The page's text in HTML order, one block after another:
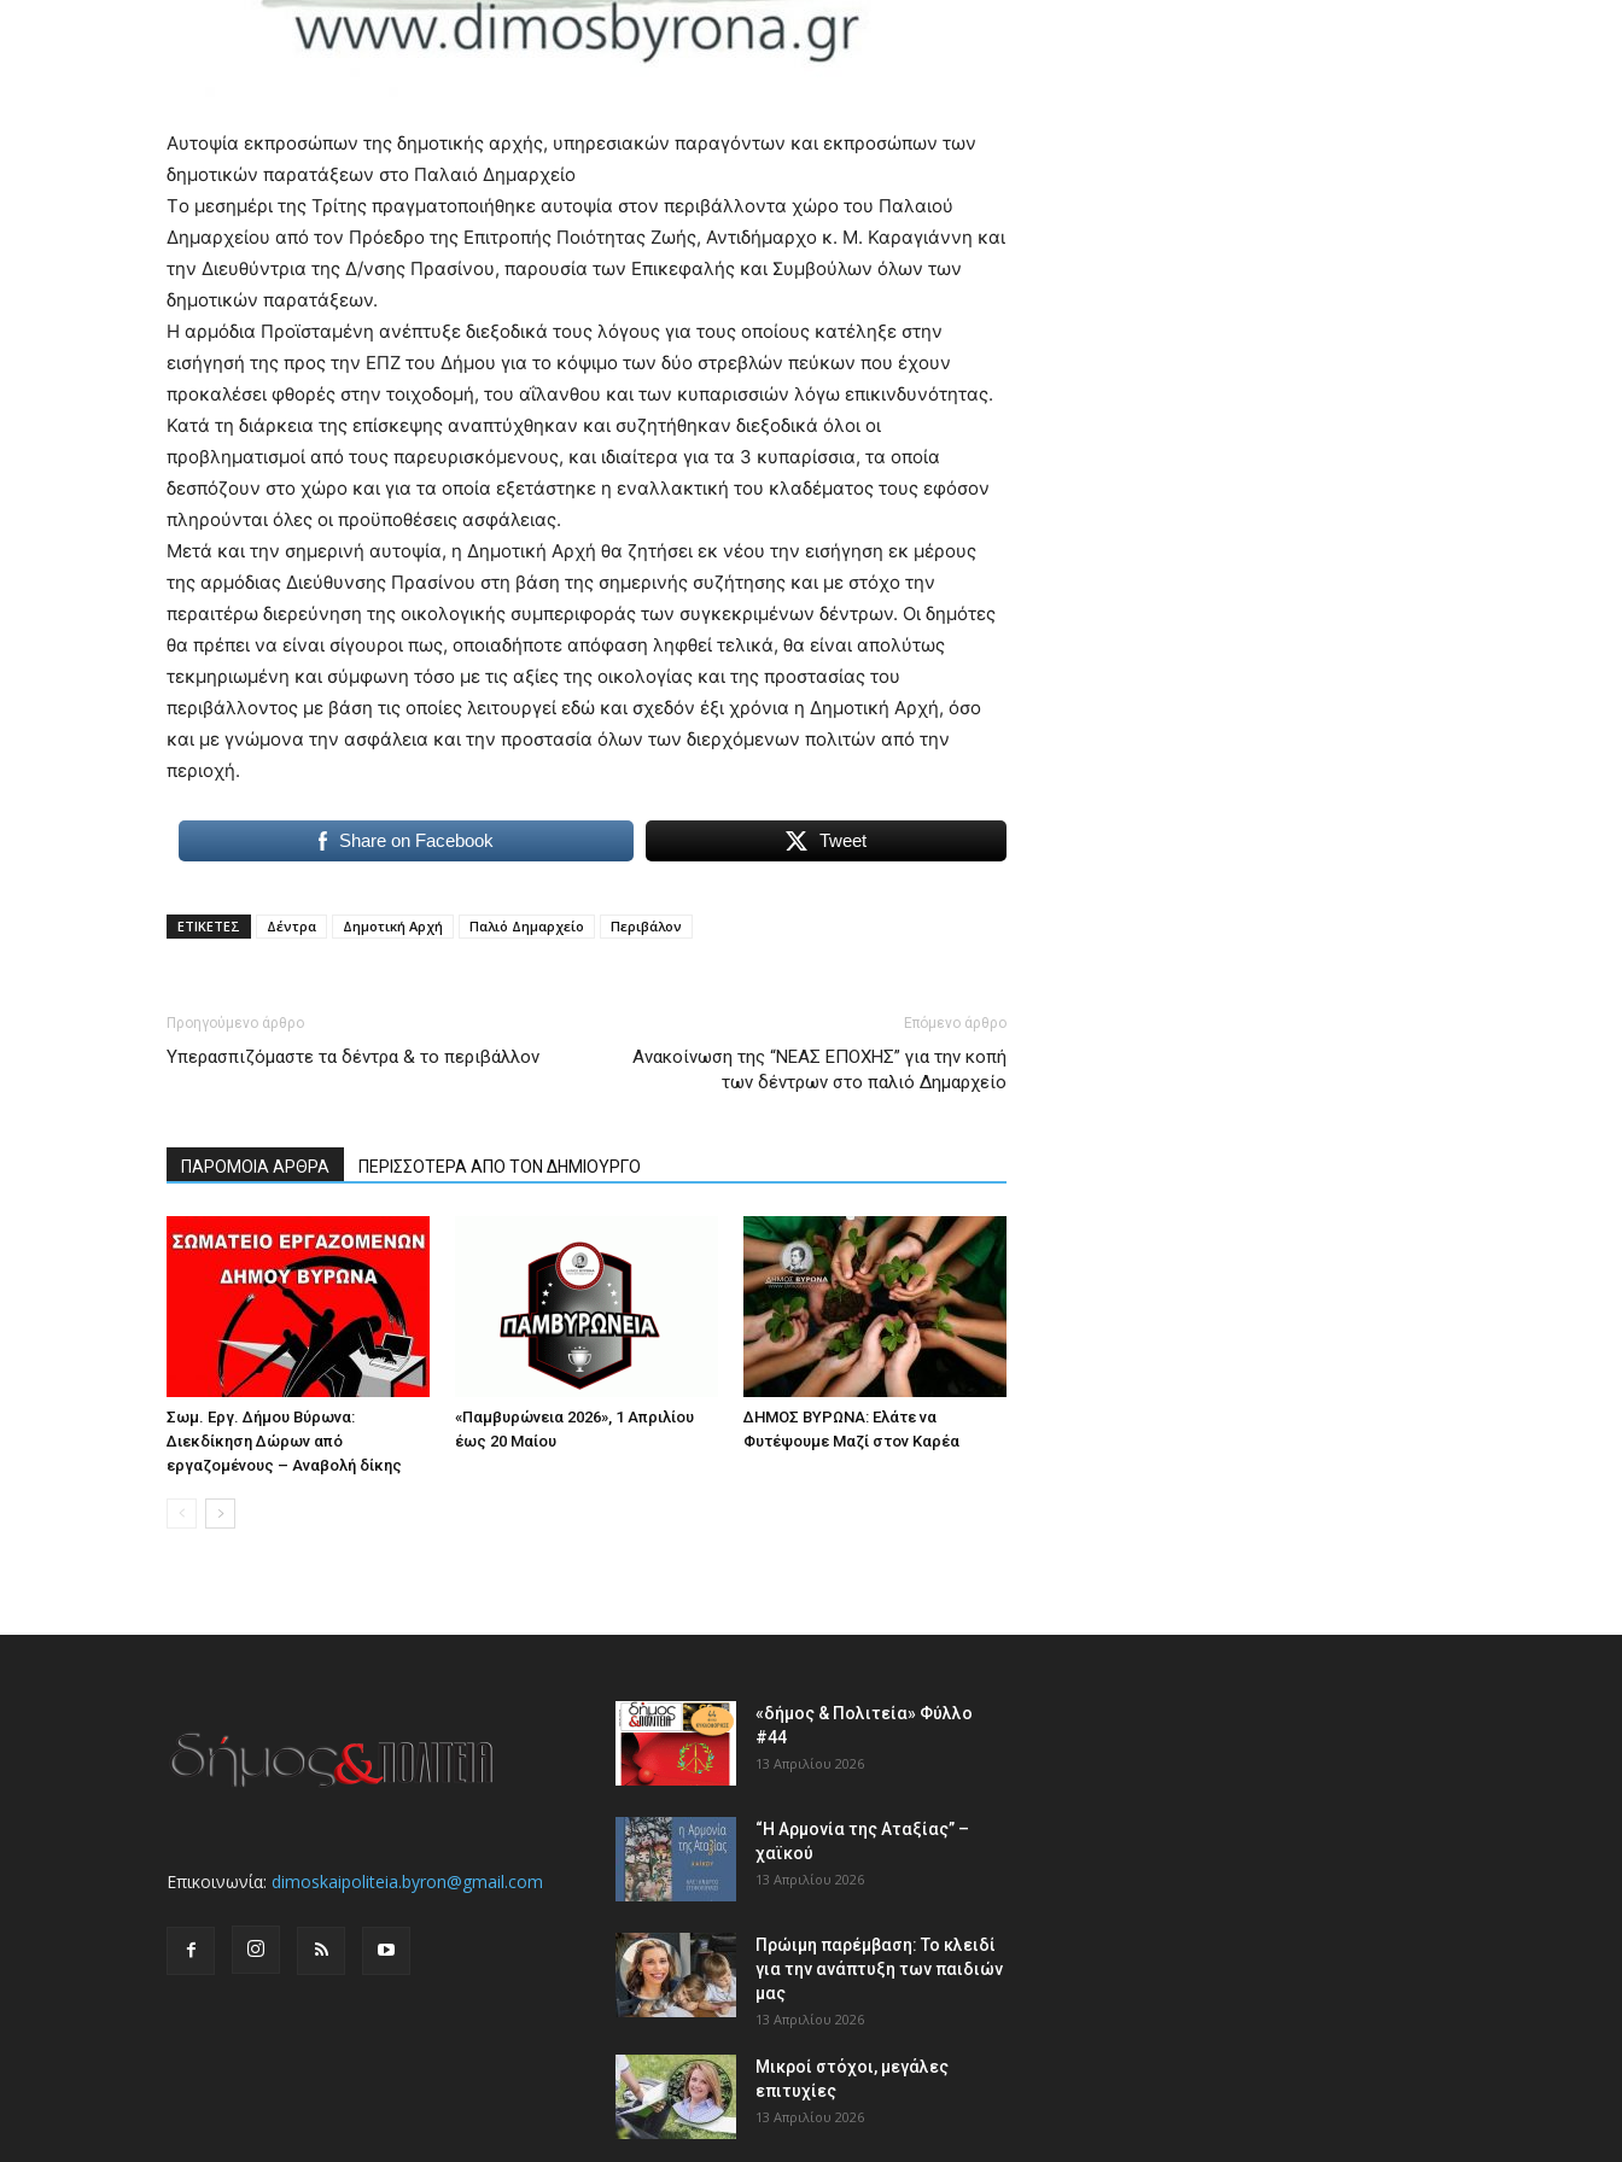
Αυτοψία εκπροσώπων της δημοτικής αρχής, υπηρεσιακών παραγόντων και εκπροσώπων των
δημοτικών παρατάξεων στο Παλαιό Δημαρχείο
Tο μεσημέρι της Τρίτης πραγματοποιήθηκε αυτοψία στον περιβάλλοντα χώρο του Παλαιού
Δημαρχείου από τον Πρόεδρο της Επιτροπής Ποιότητας Ζωής, Αντιδήμαρχο κ. Μ. Καραγιάννη και
την Διευθύντρια της Δ/νσης Πρασίνου, παρουσία των Επικεφαλής και Συμβούλων όλων των
δημοτικών παρατάξεων.
Η αρμόδια Προϊσταμένη ανέπτυξε διεξοδικά τους λόγους για τους οποίους κατέληξε στην
εισήγησή της προς την ΕΠΖ του Δήμου για το κόψιμο των δύο στρεβλών πεύκων που έχουν
προκαλέσει φθορές στην τοιχοδομή, του αΐλανθου και των κυπαρισσιών λόγω επικινδυνότητας.
Κατά τη διάρκεια της επίσκεψης αναπτύχθηκαν και συζητήθηκαν διεξοδικά όλοι οι
προβληματισμοί από τους παρευρισκόμενους, και ιδιαίτερα για τα 3 κυπαρίσσια, τα οποία
δεσπόζουν στο χώρο και για τα οποία εξετάστηκε η εναλλακτική του κλαδέματος τους εφόσον
πληρούνται όλες οι προϋποθέσεις ασφάλειας.
Μετά και την σημερινή αυτοψία, η Δημοτική Αρχή θα ζητήσει εκ νέου την εισήγηση εκ μέρους
της αρμόδιας Διεύθυνσης Πρασίνου στη βάση της σημερινής συζήτησης και με στόχο την
περαιτέρω διερεύνηση της οικολογικής συμπεριφοράς των συγκεκριμένων δέντρων. Οι δημότες
θα πρέπει να είναι σίγουροι πως, οποιαδήποτε απόφαση ληφθεί τελικά, θα είναι απολύτως
τεκμηριωμένη και σύμφωνη τόσο με τις αξίες της οικολογίας και της προστασίας του
περιβάλλοντος με βάση τις οποίες λειτουργεί εδώ και σχεδόν έξι χρόνια η Δημοτική Αρχή, όσο
και με γνώμονα την ασφάλεια και την προστασία όλων των διερχόμενων πολιτών από την
περιοχή.
Share on Facebook Tweet
ΕΤΙΚΕΤΕΣ Δέντρα Δημοτική Αρχή Παλιό Δημαρχείο Περιβάλον
Προηγούμενο άρθρο
Υπερασπιζόμαστε τα δέντρα & το περιβάλλον
Επόμενο άρθρο
Ανακοίνωση της “ΝΕΑΣ ΕΠΟΧΗΣ” για την κοπή
των δέντρων στο παλιό Δημαρχείο
ΠΑΡΟΜΟΙΑ ΑΡΘΡΑ ΠΕΡΙΣΣΟΤΕΡΑ ΑΠΟ ΤΟΝ ΔΗΜΙΟΥΡΓΟ
Σωμ. Εργ. Δήμου Βύρωνα:
Διεκδίκηση Δώρων από
εργαζομένους – Αναβολή δίκης
«Παμβυρώνεια 2026», 1 Απριλίου
έως 20 Μαίου
ΔΗΜΟΣ ΒΥΡΩΝΑ: Ελάτε να
Φυτέψουμε Μαζί στον Καρέα
Επικοινωνία: dimoskaipoliteia.byron@gmail.com
«δήμος & Πολιτεία» Φύλλο
#44
13 Απριλίου 2026
“Η Αρμονία της Αταξίας” –
χαϊκού
13 Απριλίου 2026
Πρώιμη παρέμβαση: Το κλειδί
για την ανάπτυξη των παιδιών
µας
13 Απριλίου 2026
Μικροί στόχοι, μεγάλες
επιτυχίες
13 Απριλίου 2026